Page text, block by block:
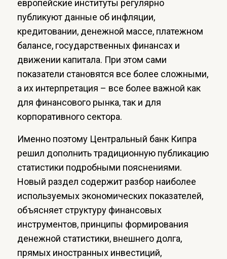
европейские институты регулярно
публикуют данные об инфляции,
кредитовании, денежной массе, платежном
балансе, государственных финансах и
движении капитала. При этом сами
показатели становятся все более сложными,
а их интерпретация – все более важной как
для финансового рынка, так и для
корпоративного сектора.
Именно поэтому Центральный банк Кипра
решил дополнить традиционную публикацию
статистики подробными пояснениями.
Новый раздел содержит разбор наиболее
используемых экономических показателей,
объясняет структуру финансовых
инструментов, принципы формирования
денежной статистики, внешнего долга,
прямых иностранных инвестиций,